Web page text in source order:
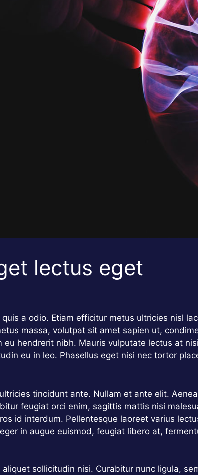
lectus eget
a odio. Etiam efficitur metus ultricies nisl
massa, volutpat sit amet sapien ut,
hendrerit nibh. Mauris vulputate lectus at
eu in leo. Phasellus eget nisi nec tortor
tincidunt ante. Nullam et ante elit.
feugiat orci enim, sagittis mattis nisi
id interdum. Pellentesque laoreet varius
in augue euismod, feugiat libero at,
sollicitudin nisi. Curabitur nunc ligula,